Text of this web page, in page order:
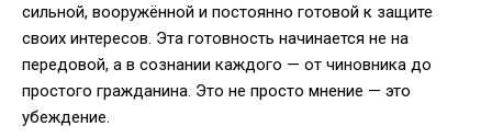
сильной, вооружённой и постоянно готовой к защите
своих интересов. Эта готовность начинается не на
передовой, а в сознании каждого — от чиновника до
простого гражданина. Это не просто мнение — это
убеждение.